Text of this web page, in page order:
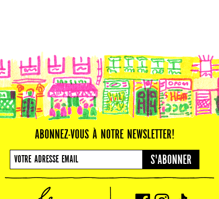
ABONNEZ-VOUS À NOTRE NEWSLETTER!
S'ABONNER